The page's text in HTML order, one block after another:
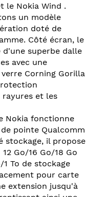
le Nokia Wind .
un modèle
doté de
Côté écran, le
d'une superbe dalle
avec une
Corning Gorilla
et les
Nokia fonctionne
pointe Qualcomm
stockage, il propose
Go/16 Go/18 Go
1 To de stockage
pour carte
extension jusqu'à